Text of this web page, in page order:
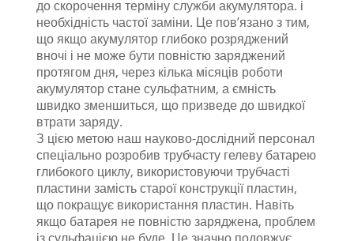
до скорочення терміну служби акумулятора. і
необхідність частої заміни. Це пов’язано з тим,
що якщо акумулятор глибоко розряджений
вночі і не може бути повністю заряджений
протягом дня, через кілька місяців роботи
акумулятор стане сульфатним, а ємність
швидко зменшиться, що призведе до швидкої
втрати заряду.
З цією метою наш науково-дослідний персонал
спеціально розробив трубчасту гелеву батарею
глибокого циклу, використовуючи трубчасті
пластини замість старої конструкції пластин,
що покращує використання пластин. Навіть
якщо батарея не повністю заряджена, проблем
із сульфацією не буде. Це значно подовжує